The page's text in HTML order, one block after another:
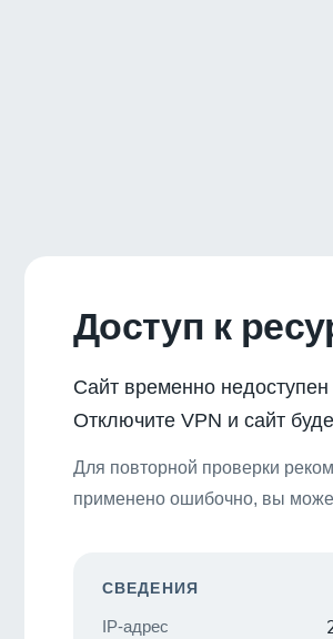
Доступ к
Сайт временно
Отключите VPN и сайт
Для повторной проверки
применено ошибочно, вы
СВЕДЕНИЯ
IP-адрес